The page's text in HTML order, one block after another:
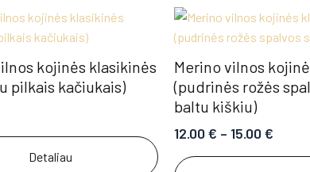
kojinės klasikinės
pilkais kačiukais)
Detaliau
Merino vilnos
(pudrinės rožės
baltu kiškiu)
12.00€ – 15.00€